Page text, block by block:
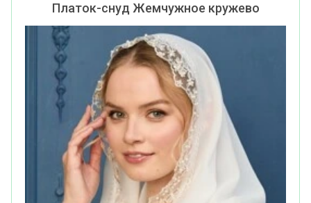
Платок-снуд Жемчужное кружево